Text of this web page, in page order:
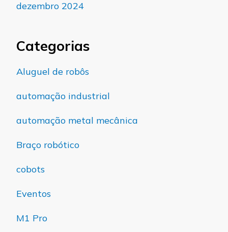
dezembro 2024
Categorias
Aluguel de robôs
automação industrial
automação metal mecânica
Braço robótico
cobots
Eventos
M1 Pro